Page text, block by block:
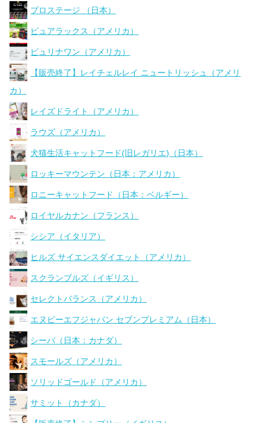
プロステージ （日本）
ピュアラックス（アメリカ）
ピュリナワン（アメリカ）
【販売終了】レイチェルレイ ニュートリッシュ（アメリ
カ）
レイズドライト（アメリカ）
ラウズ（アメリカ）
犬猫生活キャットフード(旧レガリエ)（日本）
ロッキーマウンテン（日本：アメリカ）
ロニーキャットフード（日本：ベルギー）
ロイヤルカナン（フランス）
シシア（イタリア）
ヒルズ サイエンスダイエット（アメリカ）
スクランブルズ（イギリス）
セレクトバランス（アメリカ）
エヌピーエフジャパン セブンプレミアム（日本）
シーバ（日本：カナダ）
スモールズ（アメリカ）
ソリッドゴールド（アメリカ）
サミット（カナダ）